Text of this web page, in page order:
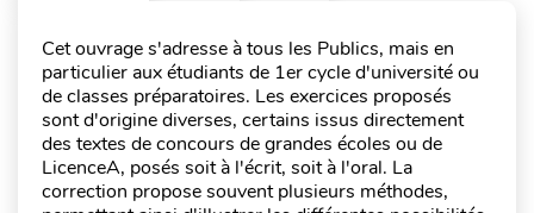
Cet ouvrage s'adresse à tous les Publics, mais en
particulier aux étudiants de 1er cycle d'université ou
de classes préparatoires. Les exercices proposés
sont d'origine diverses, certains issus directement
des textes de concours de grandes écoles ou de
LicenceA, posés soit à l'écrit, soit à l'oral. La
correction propose souvent plusieurs méthodes,